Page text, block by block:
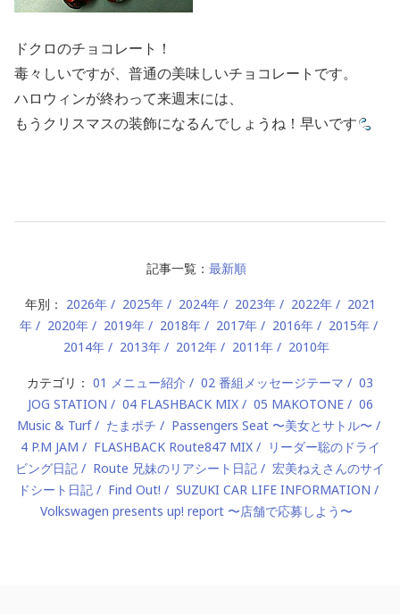
ドクロのチョコレート！
毒々しいですが、普通の美味しいチョコレートです。
ハロウィンが終わって来週末には、
もうクリスマスの装飾になるんでしょうね！早いです
記事一覧： 最新順
年別： 2026年 2025年 2024年 2023年 2022年
2021
年
2020年 2019年 2018年 2017年 2016年
2015年
2014年
2013年 2012年 2011年 2010年
カテゴリ： 01 メニュー紹介 02 番組メッセージテーマ
03
JOG STATION
04 FLASHBACK MIX 05 MAKOTONE
06
Music & Turf
たまポチ
Passengers Seat 〜美女とサトル〜
4 P.M JAM
FLASHBACK Route847 MIX
リーダー聡のドライ
ビング日記
Route 兄妹のリアシート日記
宏美ねえさんのサイ
ドシート日記
Find Out!
SUZUKI CAR LIFE INFORMATION
Volkswagen presents up! report 〜店舗で応募しよう〜